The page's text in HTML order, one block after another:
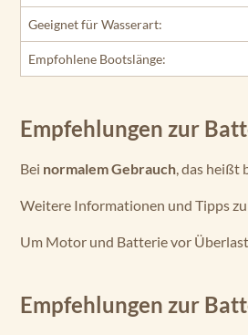
Geeignet für Wasserart:
Empfohlene Bootslänge:
Empfehlungen zur
Bei normalem Gebrauch, das heißt
Weitere Informationen und Tipps
Um Motor und Batterie vor
Empfehlungen zur